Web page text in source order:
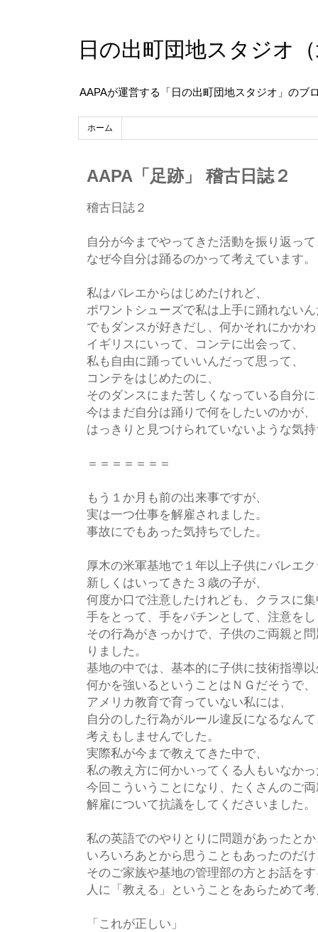
日の出町団地スタジオ
AAPAが運営する「日の出町団地スタジオ」のブ
ホーム
AAPA「足跡」 稽古日誌２
稽古日誌２
自分が今までやってきた活動を振り返っ
なぜ今自分は踊るのかって考えています。
私はバレエからはじめたけれど、
ポワントシューズで私は上手に踊れない
でもダンスが好きだし、何かそれにかか
イギリスにいって、コンテに出会って、
私も自由に踊っていいんだって思って、
コンテをはじめたのに、
そのダンスにまた苦しくなっている自分
今はまだ自分は踊りで何をしたいのかが、
はっきりと見つけられていないような気
＝＝＝＝＝＝＝
もう１か月も前の出来事ですが、
実は一つ仕事を解雇されました。
事故にでもあった気持ちでした。
厚木の米軍基地で１年以上子供にバレエ
新しくはいってきた３歳の子が、
何度か口で注意したけれども、クラスに
手をとって、手をパチンとして、注意を
その行為がきっかけで、子供のご両親と
りました。
基地の中では、基本的に子供に技術指導
何かを強いるということはＮＧだそうで、
アメリカ教育で育っていない私には、
自分のした行為がルール違反になるなん
考えもしませんでした。
実際私が今まで教えてきた中で、
私の教え方に何かいってくる人もいなか
今回こういうことになり、たくさんのご
解雇について抗議をしてくださいました。
私の英語でのやりとりに問題があったと
いろいろあとから思うこともあったのだ
そのご家族や基地の管理部の方とお話を
人に「教える」ということをあらためて
「これが正しい」